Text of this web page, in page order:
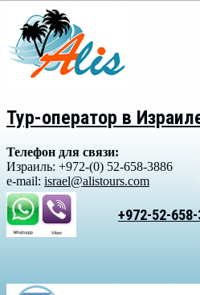
Тур-оператор в
Телефон для связи:
Израиль: +972-(0) 52-658-3886
e-mail: israel@alistours.com
+972-52-